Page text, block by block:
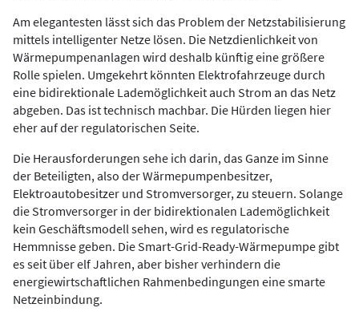
Am elegantesten lässt sich das Problem der Netzstabilisierung
mittels intelligenter Netze lösen. Die Netzdienlichkeit von
Wärmepumpenanlagen wird deshalb künftig eine größere
Rolle spielen. Umgekehrt könnten Elektrofahrzeuge durch
eine bidirektionale Lademöglichkeit auch Strom an das Netz
abgeben. Das ist technisch machbar. Die Hürden liegen hier
eher auf der regulatorischen Seite.
Die Herausforderungen sehe ich darin, das Ganze im Sinne
der Beteiligten, also der Wärmepumpenbesitzer,
Elektroautobesitzer und Stromversorger, zu steuern. Solange
die Stromversorger in der bidirektionalen Lademöglichkeit
kein Geschäftsmodell sehen, wird es regulatorische
Hemmnisse geben. Die Smart-Grid-Ready-Wärmepumpe gibt
es seit über elf Jahren, aber bisher verhindern die
energiewirtschaftlichen Rahmenbedingungen eine smarte
Netzeinbindung.